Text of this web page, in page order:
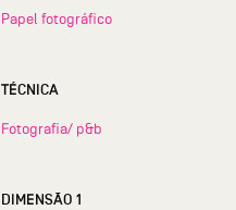
Papel fotográfico
TÉCNICA
Fotografia/ p&b
DIMENSÃO 1